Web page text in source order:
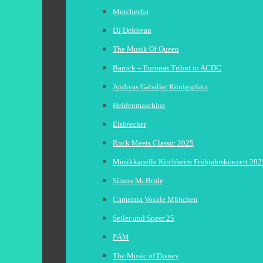
Morcheeba
DJ Delorean
The Musik Of Queen
Barock – Europas Tribut to ACDC
Andreas Gabalier Königsplatz
Heldenmaschine
Eisbrecher
Rock Meets Classic 2025
Musikkapelle Kirchheim Frühjahrskonzert
Simon McBride
Camerata Vocale München
Seiler und Speer 25
PÄM
The Music of Disney